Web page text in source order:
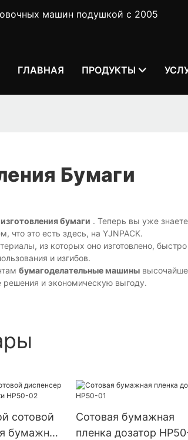
машин подушкой с 2005
ГЛАВНАЯ ПРОДУКТЫ
Бумаги
бумаги . Теперь вы уже
что это есть здесь, на YJNPACK.
из которых оно изготовлено,
и изгибов.
бумагоделательные машины
решения и экономическую выгоду.
сотовой
бумажной
Сотовая бумажная
пленка дозатор